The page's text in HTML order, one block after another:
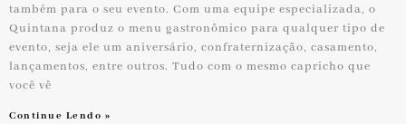
também para o seu evento. Com uma equipe especializada, o
Quintana produz o menu gastronômico para qualquer tipo de
evento, seja ele um aniversário, confraternização, casamento,
lançamentos, entre outros. Tudo com o mesmo capricho que
você vê
Continue Lendo »